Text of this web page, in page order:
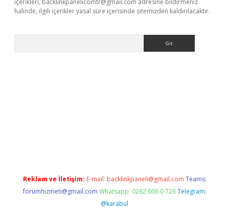
içerikleri, backlinkpanelicomtr@gmail.com adresine bildirmeniz
halinde, ilgili içerikler yasal süre içerisinde sitemizden kaldırılacaktır.
Reklam ve İletişim: E-mail: backlinkpaneli@gmail.com Teams:
forumhizmeti@gmail.com Whatsapp: 0262 606 0 726 Telegram:
@karabul